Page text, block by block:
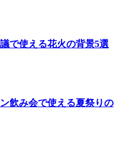
で使える花火の背景5選
飲み会で使える夏祭りの